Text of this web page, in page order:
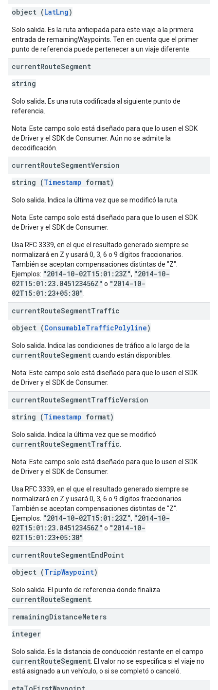
object (LatLng)
Solo salida. Es la ruta anticipada para este viaje a la primera
entrada de remainingWaypoints. Ten en cuenta que el primer
punto de referencia puede pertenecer a un viaje diferente.
currentRouteSegment
string
Solo salida. Es una ruta codificada al siguiente punto de
referencia.
Nota: Este campo solo está diseñado para que lo usen el SDK
de Driver y el SDK de Consumer. Aún no se admite la
decodificación.
currentRouteSegmentVersion
string (Timestamp format)
Solo salida. Indica la última vez que se modificó la ruta.
Nota: Este campo solo está diseñado para que lo usen el SDK
de Driver y el SDK de Consumer.
Usa RFC 3339, en el que el resultado generado siempre se
normalizará en Z y usará 0, 3, 6 o 9 dígitos fraccionarios.
También se aceptan compensaciones distintas de "Z".
Ejemplos: "2014-10-02T15:01:23Z", "2014-10-
02T15:01:23.045123456Z" o "2014-10-
02T15:01:23+05:30"
currentRouteSegmentTraffic
object (ConsumableTrafficPolyline)
Solo salida. Indica las condiciones de tráfico a lo largo de la
currentRouteSegmentcuando están disponibles.
Nota: Este campo solo está diseñado para que lo usen el SDK
de Driver y el SDK de Consumer.
currentRouteSegmentTrafficVersion
string (Timestamp format)
Solo salida. Indica la última vez que se modificó
currentRouteSegmentTraffic
Nota: Este campo solo está diseñado para que lo usen el SDK
de Driver y el SDK de Consumer.
Usa RFC 3339, en el que el resultado generado siempre se
normalizará en Z y usará 0, 3, 6 o 9 dígitos fraccionarios.
También se aceptan compensaciones distintas de "Z".
Ejemplos: "2014-10-02T15:01:23Z", "2014-10-
02T15:01:23.045123456Z" o "2014-10-
02T15:01:23+05:30"
currentRouteSegmentEndPoint
object (TripWaypoint)
Solo salida. El punto de referencia donde finaliza
currentRouteSegment
remainingDistanceMeters
integer
Solo salida. Es la distancia de conducción restante en el campo
currentRouteSegment . El valor no se especifica si el viaje no
está asignado a un vehículo, o si se completó o canceló.